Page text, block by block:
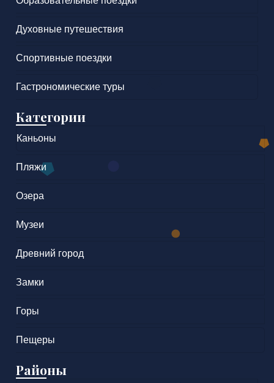
Духовные путешествия
Спортивные поездки
Гастрономические туры
Категории
Каньоны
Пляжи
Озера
Музеи
Древний город
Замки
Горы
Пещеры
Районы